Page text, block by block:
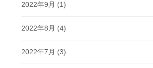
2022年9月 (1)
2022年8月 (4)
2022年7月 (3)